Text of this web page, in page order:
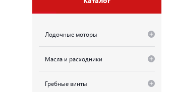
Лодочные моторы
Масла и расходники
Гребные винты